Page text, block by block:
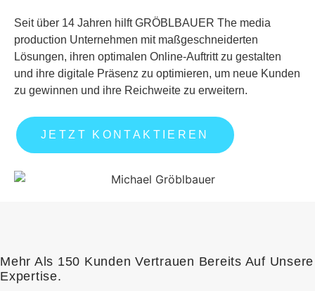
Seit über 14 Jahren hilft GRÖBLBAUER The media
production Unternehmen mit maßgeschneiderten
Lösungen, ihren optimalen Online-Auftritt zu gestalten
und ihre digitale Präsenz zu optimieren, um neue Kunden
zu gewinnen und ihre Reichweite zu erweitern.
JETZT KONTAKTIEREN
Mehr Als 150 Kunden Vertrauen Bereits Auf Unsere
Expertise.